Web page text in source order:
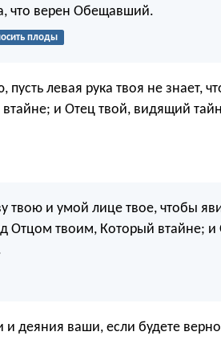
что верен Обещавший.
плоды
левая рука твоя не знает,
и Отец твой, видящий
твою и умой лице твое, чтобы
Отцом твоим, Который втайне; и
и деяния ваши, если будете верно